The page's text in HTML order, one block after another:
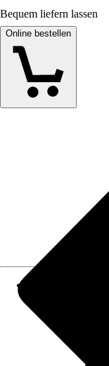
Bequem liefern lassen
Online bestellen